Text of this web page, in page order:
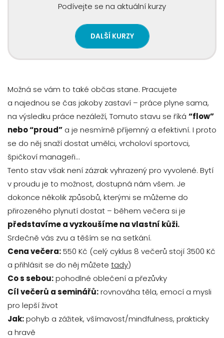
Podívejte se na aktuální kurzy
DALŠÍ KURZY
Možná se vám to také občas stane. Pracujete
a najednou se čas jakoby zastaví – práce plyne sama,
na výsledku práce nezáleží, Tomuto stavu se říká “flow”
nebo “proud” a je nesmírně příjemný a efektivní. I proto
se do něj snaží dostat umělci, vrcholoví sportovci,
špičkoví manageři…
Tento stav však není zázrak vyhrazený pro vyvolené. Bytí
v proudu je to možnost, dostupná nám všem. Je
dokonce několik způsobů, kterými se můžeme do
přirozeného plynutí dostat – během večera si je
představíme a vyzkoušíme na vlastní kůži.
Srdečně vás zvu a těším se na setkání.
Cena večera:550 Kč (celý cyklus 8 večerů stojí 3500 Kč
a přihlásit se do něj můžete tady)
Co s sebou:pohodlné oblečení a přezůvky
Cíl večerů a seminářů:rovnováha těla, emocí a mysli
pro lepší život
Jak:pohyb a zážitek, všímavost/mindfulness, prakticky
a hravě